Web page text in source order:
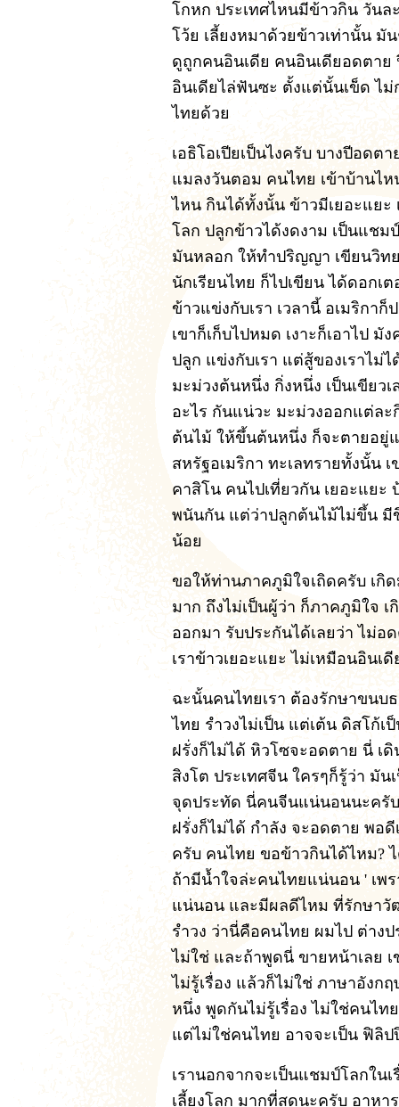
โกหก ประเทศไหนมีข้าวกิน วัน
โว้ย เลี้ยงหมาด้วยข้าวเท่านั้น
ดูถูกคนอินเดีย คนอินเดียอดตา
อินเดียไล่ฟันซะ ตั้งแต่นั้นเข็ด ไม่
ไทยด้วย
เอธิโอเปียเป็นไงครับ บางปีอด
แมลงวันตอม คนไทย เข้าบ้านไ
ไหน กินได้ทั้งนั้น ข้าวมีเยอะแยะ
โลก ปลูกข้าวได้งดงาม เป็นแชม
มันหลอก ให้ทำปริญญา เขียนวิท
นักเรียนไทย ก็ไปเขียน ได้ดอกเ
ข้าวแข่งกับเรา เวลานี้ อเมริกา
เขาก็เก็บไปหมด เงาะก็เอาไป มั
ปลูก แข่งกับเรา แต่สู้ของเราไม่
มะม่วงต้นหนึ่ง กิ่งหนึ่ง เป็นเขียว
อะไร กันแน่วะ มะม่วงออกแต่ละ
ต้นไม้ ให้ขึ้นต้นหนึ่ง ก็จะตายอยู่
สหรัฐอเมริกา ทะเลทรายทั้งนั้น
คาสิโน คนไปเที่ยวกัน เยอะแยะ
พนันกัน แต่ว่าปลูกต้นไม้ไม่ขึ้น มี
น้อย
ขอให้ท่านภาคภูมิใจเถิดครับ เ
มาก ถึงไม่เป็นผู้ว่า ก็ภาคภูมิใจ
ออกมา รับประกันได้เลยว่า ไม่
เราข้าวเยอะแยะ ไม่เหมือนอินเ
ฉะนั้นคนไทยเรา ต้องรักษาขนบ
ไทย รำวงไม่เป็น แต่เต้น ดิสโก้
ฝรั่งก็ไม่ได้ หิวโซจะอดตาย นี่ เดิ
สิงโต ประเทศจีน ใครๆก็รู้ว่า มั
จุดประทัด นี่คนจีนแน่นอนนะครั
ฝรั่งก็ไม่ได้ กำลัง จะอดตาย พอ
ครับ คนไทย ขอข้าวกินได้ไหม?
ถ้ามีน้ำใจล่ะคนไทยแน่นอน ' เพ
แน่นอน และมีผลดีไหม ที่รักษาวั
รำวง ว่านี่คือคนไทย ผมไป ต่าง
ไม่ใช่ และถ้าพูดนี่ ขายหน้าเลย เ
ไม่รู้เรื่อง แล้วก็ไม่ใช่ ภาษาอังก
หนึ่ง พูดกันไม่รู้เรื่อง ไม่ใช่คนไท
แต่ไม่ใช่คนไทย อาจจะเป็น ฟิลิ
เรานอกจากจะเป็นแชมป์โลกใน
เลี้ยงโลก มากที่สุดนะครับ อาห